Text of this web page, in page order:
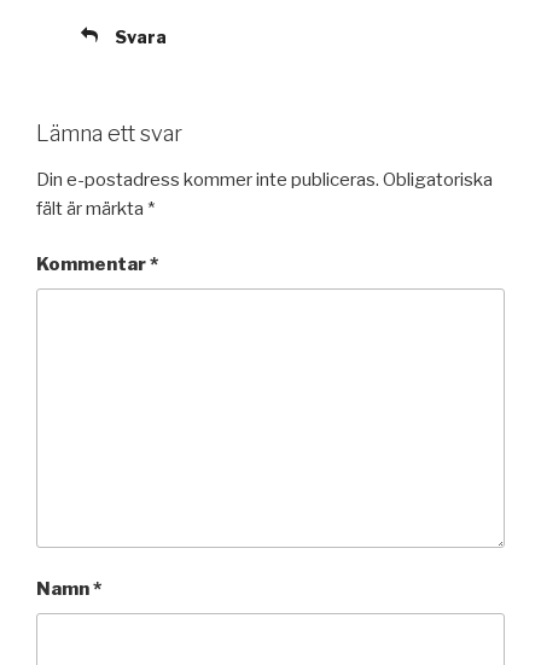
Svara
Lämna ett svar
Din e-postadress kommer inte publiceras. Obligatoriska
fält är märkta *
Kommentar*
Namn*